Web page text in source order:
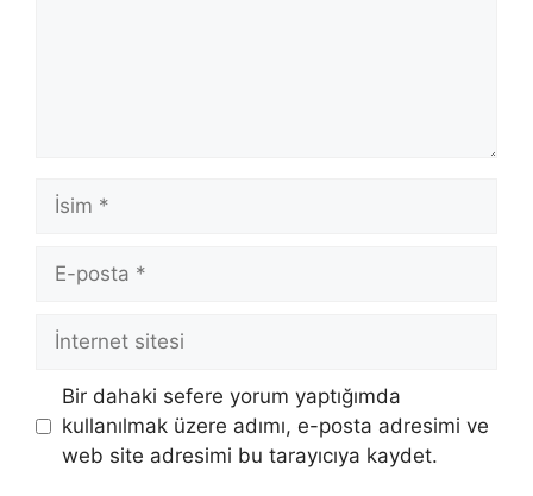
İsim
posta
İnternet
sitesi
Bir dahaki sefere yorum yaptığımda
kullanılmak üzere adımı, e-posta adresimi ve
web site adresimi bu tarayıcıya kaydet.